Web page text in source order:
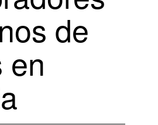
de
en